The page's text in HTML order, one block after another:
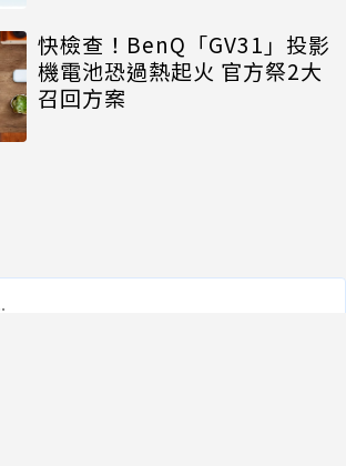
快檢查！BenQ「GV31」投影
機電池恐過熱起火 官方祭2大
召回方案